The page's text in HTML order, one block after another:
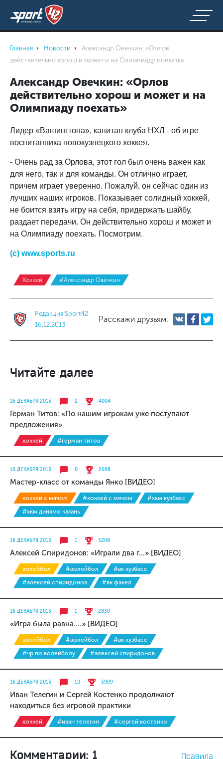
Главная Новости
Александр Овечкин: «Орлов
действительно хорош и может и на Олимпиаду поехать»
Александр Овечкин: «Орлов
действительно хорош и может и на
Олимпиаду поехать»
Лидер «Вашингтона», капитан клуба НХЛ - об игре
воспитанника новокузнецкого хоккея.
- Очень рад за Орлова, этот гол был очень важен как
для него, так и для команды. Он отлично играет,
причем играет уверенно. Пожалуй, он сейчас один из
лучших наших игроков. Показывает солидный хоккей,
не боится взять игру на себя, придержать шайбу,
раздает передачи. Он действительно хорош и может и
на Олимпиаду поехать. Посмотрим.
(с) www.sports.ru
Хоккей #Александр Овечкин
Редакция Sport42
16.12.2013
Расскажи друзьям:
Читайте далее
16 ДЕКАБРЯ 2013 2 4004
Герман Титов: «По нашим игрокам уже поступают
предложения»
хоккей #герман титов
16 ДЕКАБРЯ 2013 0 2698
Мастер-класс от команды Янко [ВИДЕО]
хоккей с мячом #хоккей с мячом
#хкм кузбасс
#хкм динамо казань
16 ДЕКАБРЯ 2013 1 3208
Алексей Спиридонов: «Играли два г...» [ВИДЕО]
волейбол #волейбол
#вк кузбасс
#алексей спиридонов
#вк факел
16 ДЕКАБРЯ 2013 1 2830
«Игра была равна....» [ВИДЕО]
волейбол #волейбол
#вк кузбасс
#чр по волейболу
#алексей спиридонов
16 ДЕКАБРЯ 2013 10 3909
Иван Телегин и Сергей Костенко продолжают
находиться без игровой практики
хоккей #иван телегин #сергей костенко
Комментарии: 1 Правила